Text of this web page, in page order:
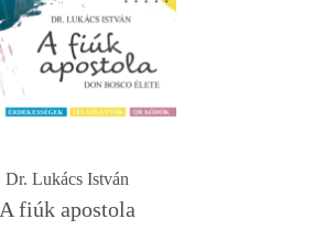
Dr. Lukács István
A fiúk apostola